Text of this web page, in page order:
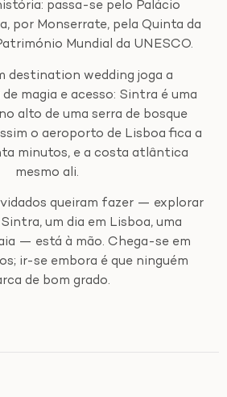
passa-se pelo Palácio
por Monserrate, pela Quinta da
Mundial da UNESCO.
destination wedding joga a
magia e acesso: Sintra é uma
alto de uma serra de bosque
o aeroporto de Lisboa fica a
minutos, e a costa atlântica
mesmo ali.
queiram fazer — explorar
um dia em Lisboa, uma
— está à mão. Chega-se em
ir-se embora é que ninguém
de bom grado.